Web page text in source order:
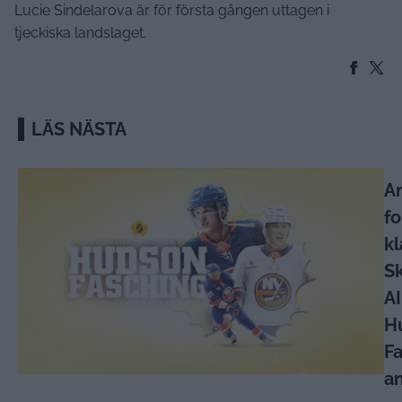
Lucie Sindelarova är för första gången uttagen i
tjeckiska landslaget.
LÄS NÄSTA